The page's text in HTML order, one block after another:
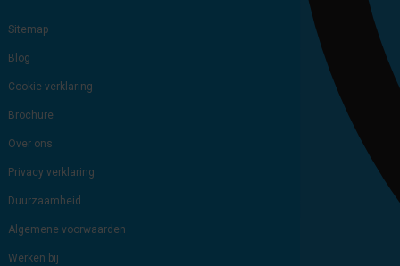
Sitemap
Blog
Cookie verklaring
Brochure
Over ons
Privacy verklaring
Duurzaamheid
Algemene voorwaarden
Werken bij